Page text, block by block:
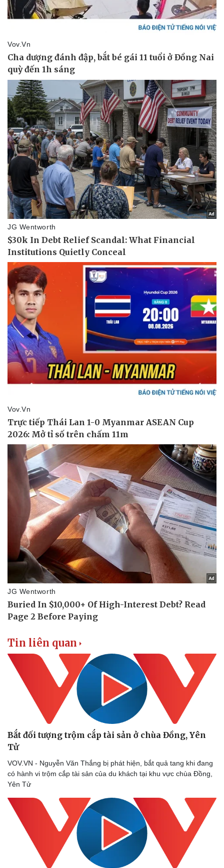
Tin nóng
Tư vấn luật
Việt Nam
Phân tích
Tin liên quan
​Bắt đối tượng trộm cắp tài sản ở chùa Đồng, Yên
Tử
VOV.VN - Nguyễn Văn Thắng bị phát hiện, bắt quả tang khi đang
có hành vi trộm cắp tài sản của du khách tại khu vực chùa Đồng,
Yên Tử